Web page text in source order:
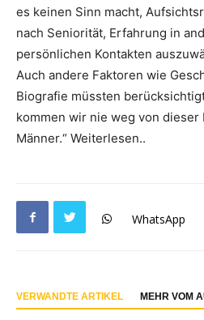
es keinen Sinn macht,
nach Seniorität, Erfahrung in
persönlichen Kontakten
Auch andere Faktoren wie
Biografie müssten
kommen wir nie weg von
Männer.“ Weiterlesen..
WhatsApp
VERWANDTE ARTIKEL MEHR VOM